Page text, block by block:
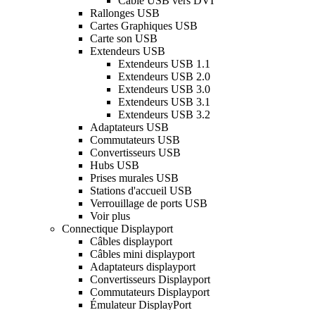
Rallonges USB
Cartes Graphiques USB
Carte son USB
Extendeurs USB
Extendeurs USB 1.1
Extendeurs USB 2.0
Extendeurs USB 3.0
Extendeurs USB 3.1
Extendeurs USB 3.2
Adaptateurs USB
Commutateurs USB
Convertisseurs USB
Hubs USB
Prises murales USB
Stations d'accueil USB
Verrouillage de ports USB
Voir plus
Connectique Displayport
Câbles displayport
Câbles mini displayport
Adaptateurs displayport
Convertisseurs Displayport
Commutateurs Displayport
Émulateur DisplayPort